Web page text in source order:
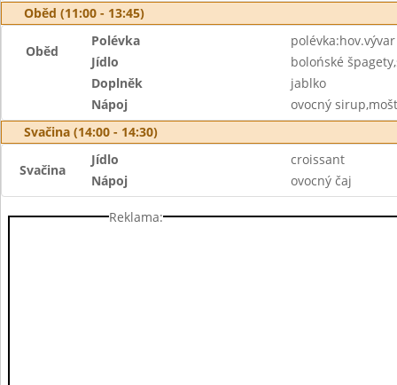
Oběd (11:00 - 13:45)
Oběd
Polévka
Jídlo
bolońské
Doplněk
jablko
Nápoj
ovocný sirup,mošt
Svačina (14:00 - 14:30)
Svačina
Jídlo
croissant
Nápoj
ovocný čaj
Reklama: